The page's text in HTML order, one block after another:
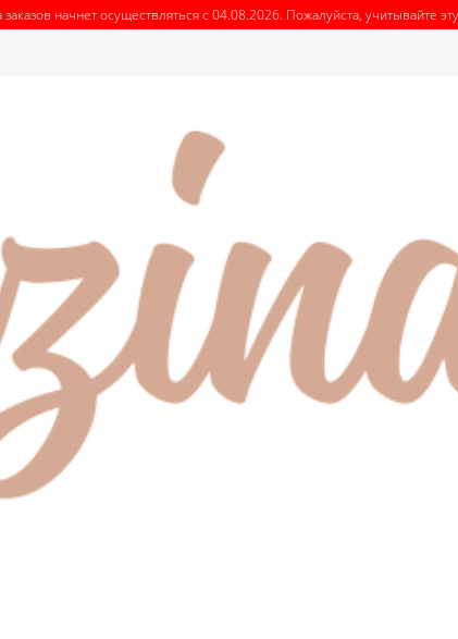
начнет осуществляться с 04.08.2026. Пожалуйста, учитывайте